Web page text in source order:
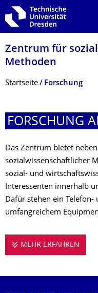
Zur Hauptnavigation
Zur Suche springen
Zum Inhalt springen
Zentrum für
Methoden
Breadcrumb-Menü
Startseite Forschung
FORSCHUNG
Das Zentrum bietet
sozialwissenschaftlicher
sozial- und
Interessenten innerhalb
Dafür stehen ein
umfangreichem
MEHR ERFAHREN